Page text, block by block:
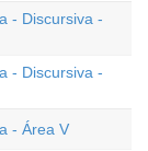
- Discursiva -
- Discursiva -
- Área V